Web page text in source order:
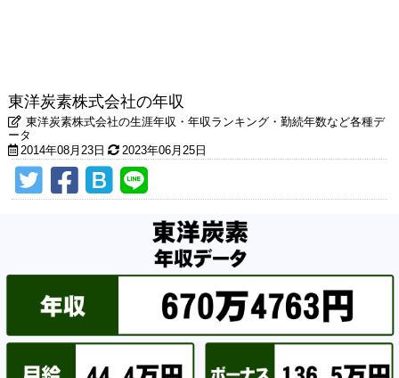
東洋炭素株式会社の年収
東洋炭素株式会社の生涯年収・年収ランキング・勤続年数など各種デ
ータ
2014年08月23日
2023年06月25日